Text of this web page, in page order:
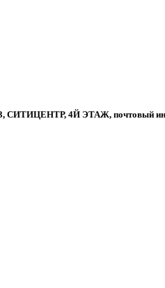
СИТИЦЕНТР, 4Й ЭТАЖ, почтовый